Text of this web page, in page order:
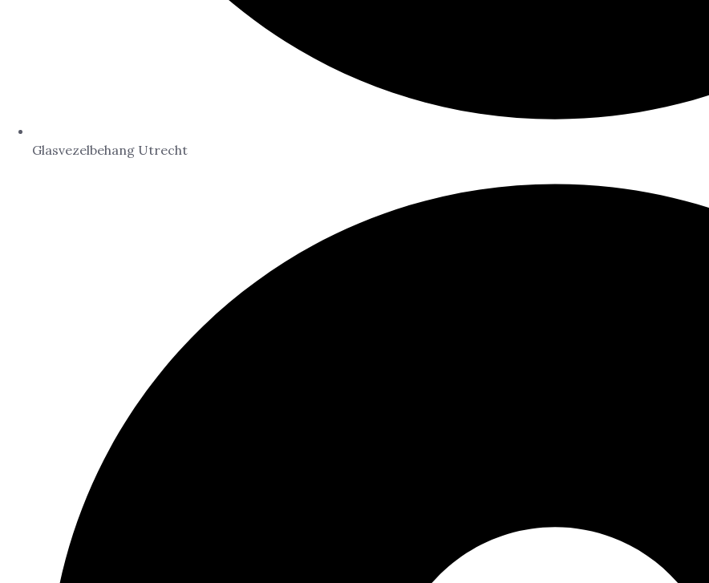
Glasvezelbehang Utrecht